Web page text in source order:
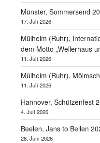
Münster, Sommersend
17. Juli 2026
Mülheim (Ruhr),
dem Motto „Wellerhaus
11. Juli 2026
Mülheim (Ruhr),
11. Juli 2026
Hannover, Schützenfest
4. Juli 2026
Beelen, Jans to Beilen
28. Juni 2026